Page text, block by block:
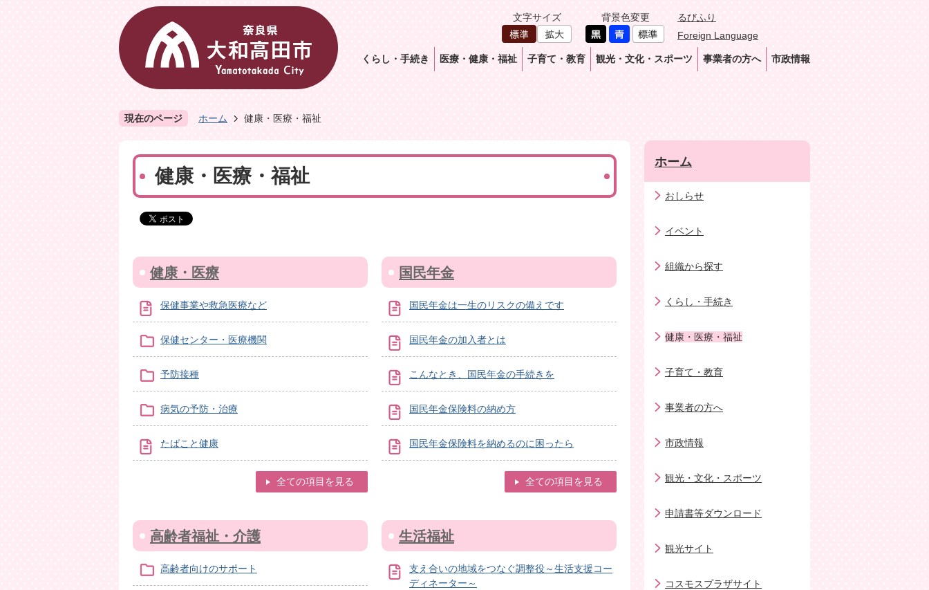
文字サイズ 背景色変更
るびふり
Foreign Language
くらし・手続き 医療・健康・福祉 子育て・教育 観光・文化・スポーツ 事業者の方へ 市政情報
現在のページ ホーム 健康・医療・福祉
健康・医療・福祉
健康・医療
保健事業や救急医療など
保健センター・医療機関
予防接種
病気の予防・治療
たばこと健康
全ての項目を見る
国民年金
国民年金は一生のリスクの備えです
国民年金の加入者とは
こんなとき、国民年金の手続きを
国民年金保険料の納め方
国民年金保険料を納めるのに困ったら
全ての項目を見る
高齢者福祉・介護
高齢者向けのサポート
生活福祉
支え合いの地域をつなぐ調整役～生活支援コー
ディネーター～
ホーム
おしらせ
イベント
組織から探す
くらし・手続き
健康・医療・福祉
子育て・教育
事業者の方へ
市政情報
観光・文化・スポーツ
申請書等ダウンロード
観光サイト
コスモスプラザサイト